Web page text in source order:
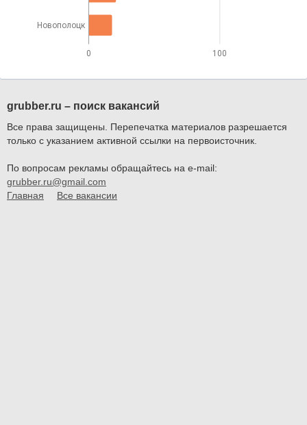
0 100
Новополоцк
grubber.ru – поиск вакансий
Все права защищены. Перепечатка материалов разрешается
только с указанием активной ссылки на первоисточник.
По вопросам рекламы обращайтесь на e-mail:
grubber.ru@gmail.com
Главная
Все вакансии